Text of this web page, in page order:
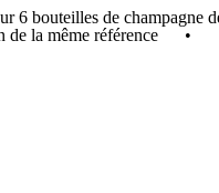
6 bouteilles de
de la même référence •